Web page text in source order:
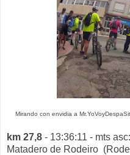
Mirando con envidia a
km 27,8 - 13:36:11 - mts
Matadero de Rodeiro